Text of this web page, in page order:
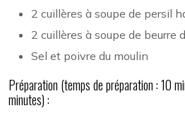
2 cuillères à soupe de persil
2 cuillères à soupe de beurre
Sel et poivre du moulin
Préparation (temps de préparation : 10
minutes) :